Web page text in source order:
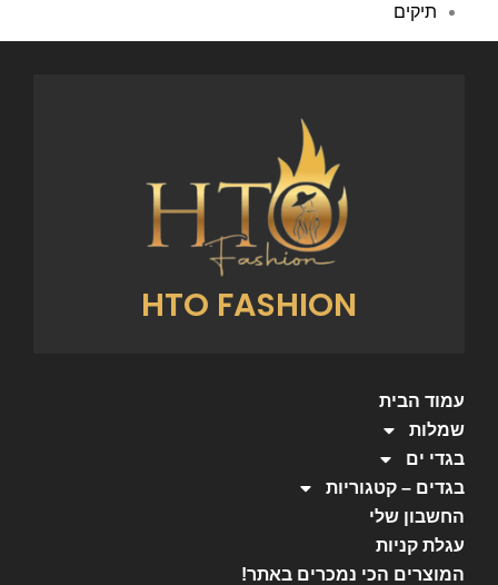
תיקים
HTO FASHION
עמוד הבית
שמלות
בגדי ים
בגדים – קטגוריות
החשבון שלי
עגלת קניות
המוצרים הכי נמכרים באתר!